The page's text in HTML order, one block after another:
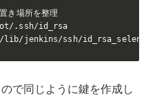
き場所を整理
.ssh/id_rsa
jenkins/ssh/
で同じように鍵を作成し